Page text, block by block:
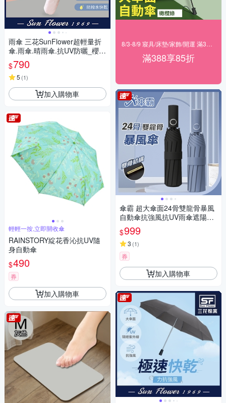
雨傘 三花SunFlower超輕量折
傘.雨傘.晴雨傘.抗UV防曬_櫻花
粉
$790
5 (1)
加入購物車
輕輕一按,立即開收傘
RAINSTORY綻花香沁抗UV隨
身自動傘
$490
券
加入購物車
滿388享85折
傘霸 超大傘面24骨雙龍骨暴風
自動傘抗強風抗UV雨傘遮陽傘-
快
$999
3 (1)
券
加入購物車